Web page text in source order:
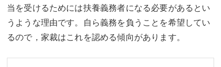
当を受けるためには扶養義務者になる必要があるとい
うような理由です。自ら義務を負うことを希望してい
るので，家裁はこれを認める傾向があります。